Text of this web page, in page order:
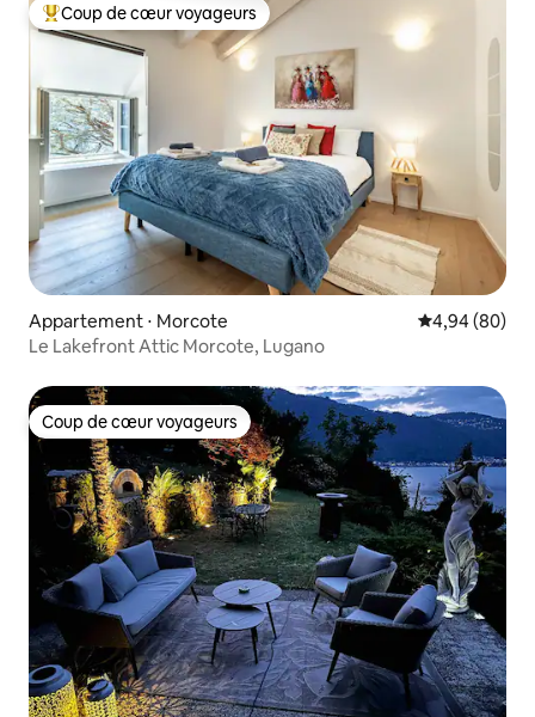
Coups de cœur voyageurs les plus appréciés
Coup de cœur voyageurs
Appartement ⋅ Morcote Évaluation
4,94 (80)
Le Lakefront Attic Morcote, Lugano
Coup de cœur voyageurs
Coup de cœur voyageurs